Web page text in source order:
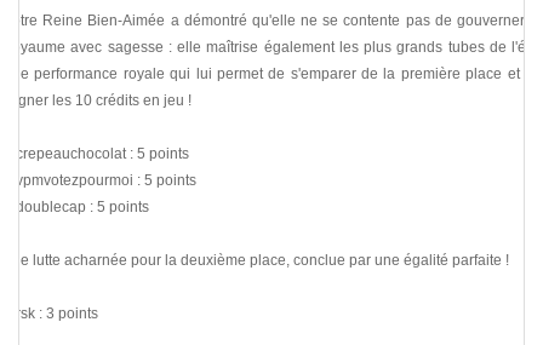
Notre Reine Bien-Aimée a démontré qu'elle ne se contente pas de gouverner le
Royaume avec sagesse : elle maîtrise également les plus grands tubes de l'été.
Une performance royale qui lui permet de s'emparer de la première place et de
gagner les 10 crédits en jeu !
@crepeauchocolat : 5 points
@vpmvotezpourmoi : 5 points
@doublecap : 5 points
Une lutte acharnée pour la deuxième place, conclue par une égalité parfaite !
@rsk : 3 points